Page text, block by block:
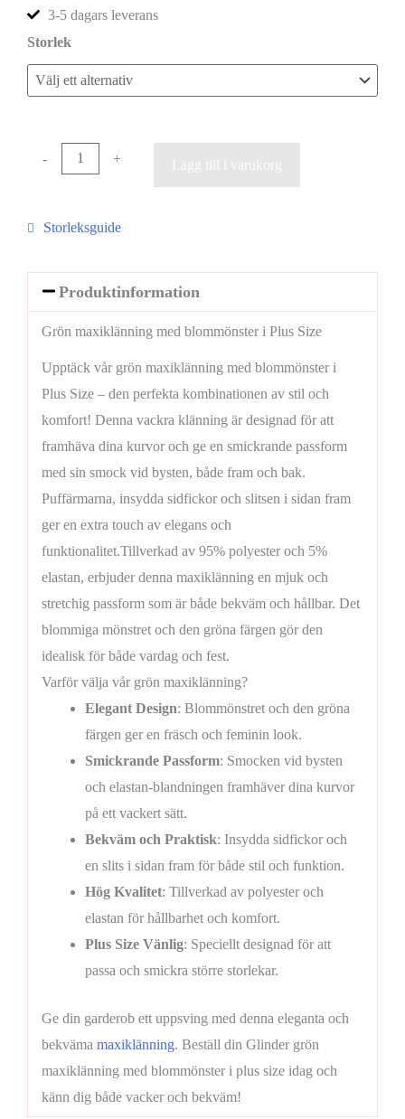
3-5 dagars leverans
Storlek
- + Lägg till i varukorg
Storleksguide
Produktinformation
Grön maxiklänning med blommönster i Plus Size
Upptäck vår grön maxiklänning med blommönster i
Plus Size – den perfekta kombinationen av stil och
komfort! Denna vackra klänning är designad för att
framhäva dina kurvor och ge en smickrande passform
med sin smock vid bysten, både fram och bak.
Puffärmarna, insydda sidfickor och slitsen i sidan fram
ger en extra touch av elegans och
funktionalitet.Tillverkad av 95% polyester och 5%
elastan, erbjuder denna maxiklänning en mjuk och
stretchig passform som är både bekväm och hållbar. Det
blommiga mönstret och den gröna färgen gör den
idealisk för både vardag och fest.
Varför välja vår grön maxiklänning?
Elegant Design: Blommönstret och den gröna
färgen ger en fräsch och feminin look.
Smickrande Passform: Smocken vid bysten
och elastan-blandningen framhäver dina kurvor
på ett vackert sätt.
Bekväm och Praktisk: Insydda sidfickor och
en slits i sidan fram för både stil och funktion.
Hög Kvalitet: Tillverkad av polyester och
elastan för hållbarhet och komfort.
Plus Size Vänlig: Speciellt designad för att
passa och smickra större storlekar.
Ge din garderob ett uppsving med denna eleganta och
bekväma maxiklänning. Beställ din Glinder grön
maxiklänning med blommönster i plus size idag och
känn dig både vacker och bekväm!